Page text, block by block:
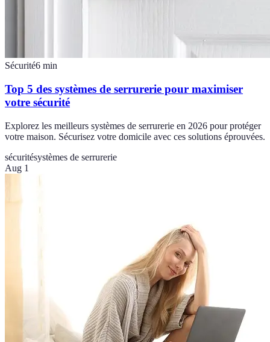
Sécurité6 min
Top 5 des systèmes de serrurerie pour maximiser
votre sécurité
Explorez les meilleurs systèmes de serrurerie en 2026 pour protéger
votre maison. Sécurisez votre domicile avec ces solutions éprouvées.
sécuritésystèmes de serrurerie
Aug 1